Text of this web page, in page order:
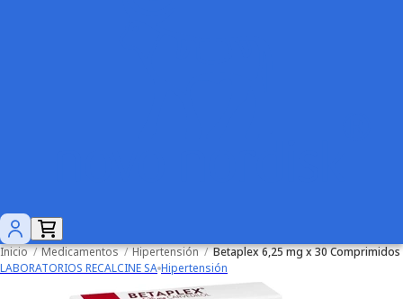
Inicio / Medicamentos / Hipertensión / Betaplex 6,25 mg x 30 Comprimidos
LABORATORIOS RECALCINE SA Hipertensión